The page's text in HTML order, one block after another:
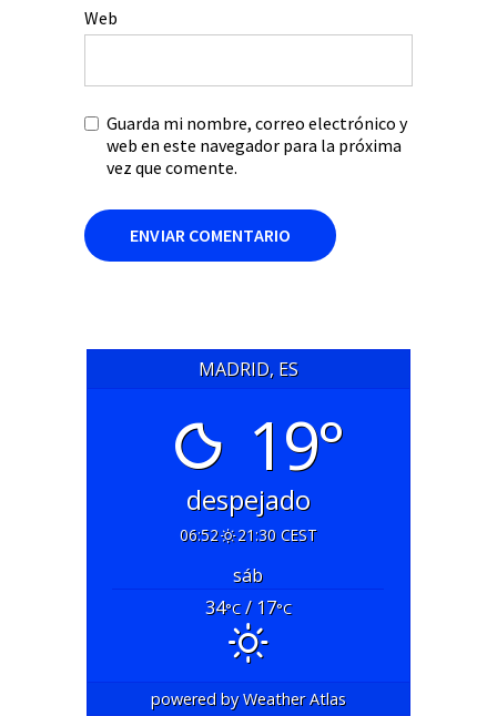
Web
Guarda mi nombre, correo electrónico y
web en este navegador para la próxima
vez que comente.
MADRID, ES
19°
despejado
06:52 21:30 CEST
sáb
34°C/ 17°C
powered byWeather Atlas